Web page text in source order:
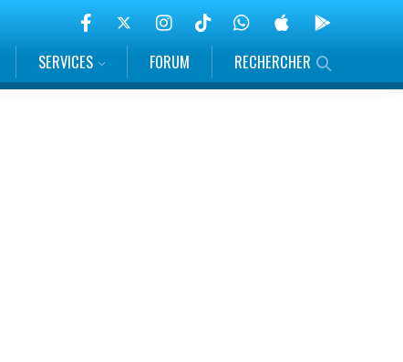
SERVICES FORUM RECHERCHER